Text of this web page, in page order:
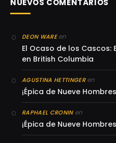
NUEVOS COMENTARIOS
DEON WAREen
El Ocaso de los Cascos:
en British Columbia
AGUSTINA HETTINGERen
¡Épica de Nueve
RAPHAEL CRONINen
¡Épica de Nueve